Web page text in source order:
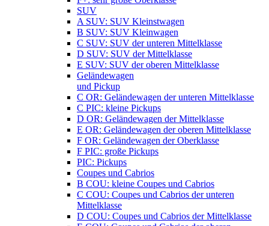
SUV
A SUV: SUV Kleinstwagen
B SUV: SUV Kleinwagen
C SUV: SUV der unteren Mittelklasse
D SUV: SUV der Mittelklasse
E SUV: SUV der oberen Mittelklasse
Geländewagen
und Pickup
C OR: Geländewagen der unteren Mittelklasse
C PIC: kleine Pickups
D OR: Geländewagen der Mittelklasse
E OR: Geländewagen der oberen Mittelklasse
F OR: Geländewagen der Oberklasse
F PIC: große Pickups
PIC: Pickups
Coupes und Cabrios
B COU: kleine Coupes und Cabrios
C COU: Coupes und Cabrios der unteren
Mittelklasse
D COU: Coupes und Cabrios der Mittelklasse